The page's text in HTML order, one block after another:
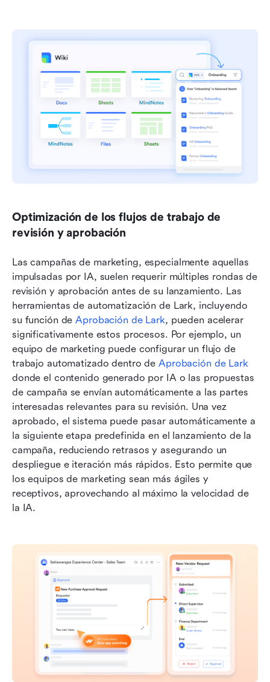
Optimización de los flujos de trabajo de
revisión y aprobación
Las campañas de marketing, especialmente aquellas
impulsadas por IA, suelen requerir múltiples rondas de
revisión y aprobación antes de su lanzamiento. Las
herramientas de automatización de Lark, incluyendo
su función de Aprobación de Lark, pueden acelerar
significativamente estos procesos. Por ejemplo, un
equipo de marketing puede configurar un flujo de
trabajo automatizado dentro de Aprobación de Lark
donde el contenido generado por IA o las propuestas
de campaña se envían automáticamente a las partes
interesadas relevantes para su revisión. Una vez
aprobado, el sistema puede pasar automáticamente a
la siguiente etapa predefinida en el lanzamiento de la
campaña, reduciendo retrasos y asegurando un
despliegue e iteración más rápidos. Esto permite que
los equipos de marketing sean más ágiles y
receptivos, aprovechando al máximo la velocidad de
la IA.